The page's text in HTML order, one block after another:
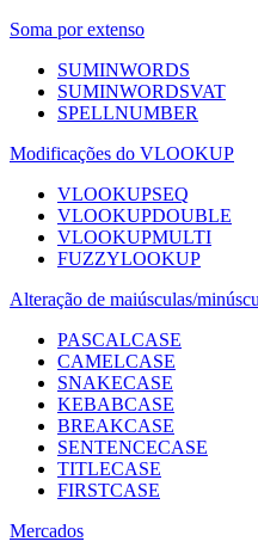
Soma por extenso
SUMINWORDS
SUMINWORDSVAT
SPELLNUMBER
Modificações do VLOOKUP
VLOOKUPSEQ
VLOOKUPDOUBLE
VLOOKUPMULTI
FUZZYLOOKUP
Alteração de maiúsculas/
PASCALCASE
CAMELCASE
SNAKECASE
KEBABCASE
BREAKCASE
SENTENCECASE
TITLECASE
FIRSTCASE
Mercados